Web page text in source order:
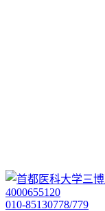
4000655120
010-85130778/779